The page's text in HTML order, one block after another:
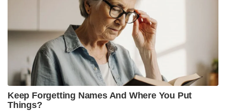
Keep Forgetting Names And Where You Put
Things?